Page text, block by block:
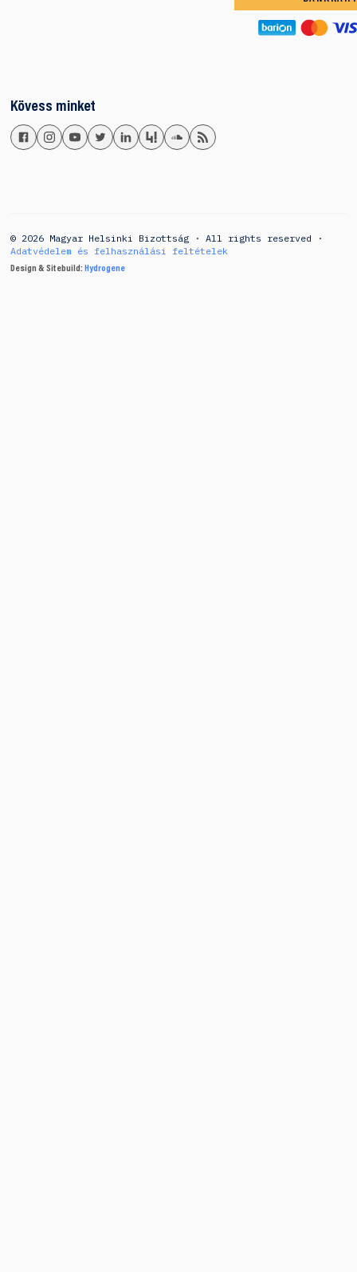
Kövess minket
© 2026 Magyar Helsinki Bizottság · All rights reserved ·
Adatvédelem és felhasználási feltételek
Design & Sitebuild: Hydrogene